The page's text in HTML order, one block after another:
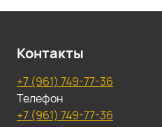
Контакты
+7 (961) 749-77-36
Телефон
+7 (961) 749-77-36